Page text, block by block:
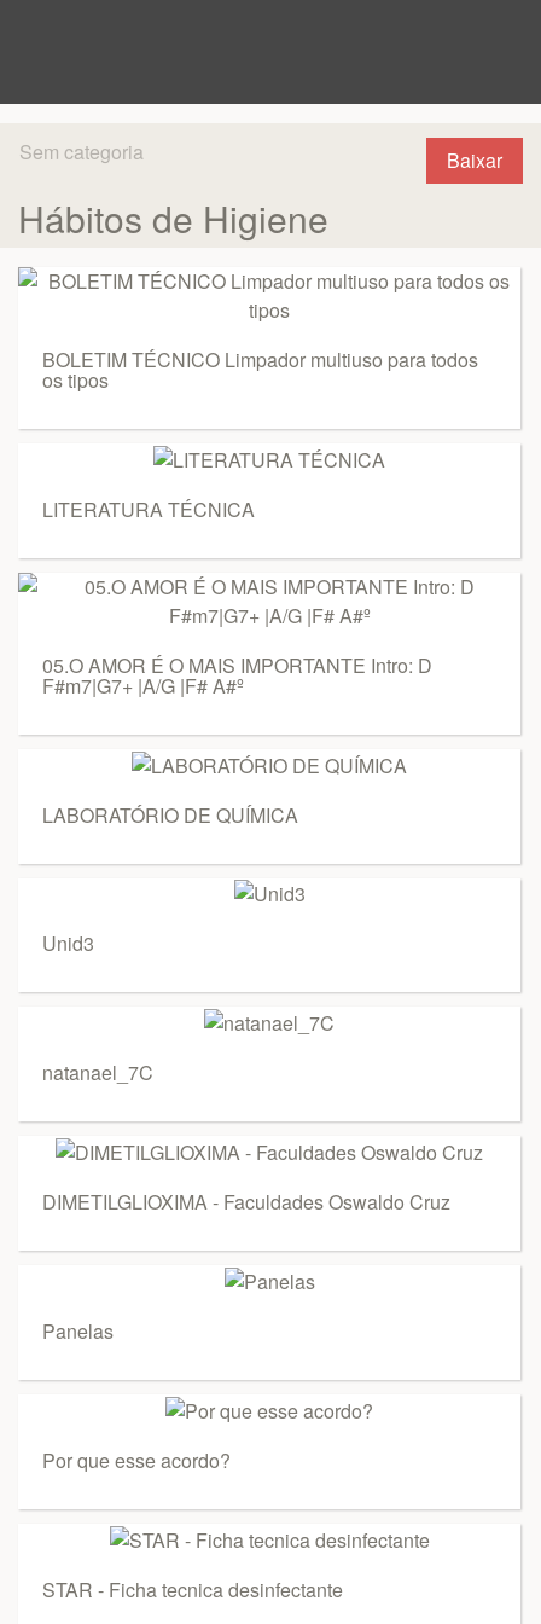
Baixar
Sem categoria
Hábitos de Higiene
BOLETIM TÉCNICO Limpador multiuso para todos
os tipos
LITERATURA TÉCNICA
05.O AMOR É O MAIS IMPORTANTE Intro: D
F#m7|G7+ |A/G |F# A#º
LABORATÓRIO DE QUÍMICA
Unid3
natanael_7C
DIMETILGLIOXIMA - Faculdades Oswaldo Cruz
Panelas
Por que esse acordo?
STAR - Ficha tecnica desinfectante